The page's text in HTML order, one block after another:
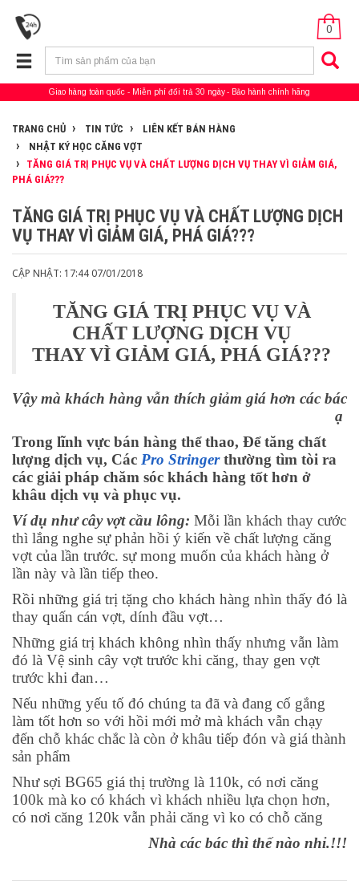
0
Giao hàng toàn quốc Miễn phí đổi trả 30 ngày Bảo hành chính hãng
TRANG CHỦ TIN TỨC
LIÊN KẾT BÁN HÀNG
NHẬT KÝ HỌC CĂNG VỢT
TĂNG GIÁ TRỊ PHỤC VỤ VÀ CHẤT LƯỢNG DỊCH VỤ THAY VÌ GIẢM GIÁ,
PHÁ GIÁ???
TĂNG GIÁ TRỊ PHỤC VỤ VÀ CHẤT LƯỢNG DỊCH
VỤ THAY VÌ GIẢM GIÁ, PHÁ GIÁ???
CẬP NHẬT: 17:44 07/01/2018
TĂNG GIÁ TRỊ PHỤC VỤ VÀ
CHẤT LƯỢNG DỊCH VỤ
THAY VÌ GIẢM GIÁ, PHÁ GIÁ???
Vậy mà khách hàng vẫn thích giảm giá hơn các bác
ạ
Trong lĩnh vực bán hàng thể thao, Để tăng chất
lượng dịch vụ, Các Pro Stringer thường tìm tòi ra
các giải pháp chăm sóc khách hàng tốt hơn ở
khâu dịch vụ và phục vụ.
Ví dụ như cây vợt cầu lông: Mỗi lần khách thay cước
thì lắng nghe sự phản hồi ý kiến về chất lượng căng
vợt của lần trước. sự mong muốn của khách hàng ở
lần này và lần tiếp theo.
Rồi những giá trị tặng cho khách hàng nhìn thấy đó là
thay quấn cán vợt, dính đầu vợt…
Những giá trị khách không nhìn thấy nhưng vẫn làm
đó là Vệ sinh cây vợt trước khi căng, thay gen vợt
trước khi đan…
Nếu những yếu tố đó chúng ta đã và đang cố gắng
làm tốt hơn so với hồi mới mở mà khách vẫn chạy
đến chỗ khác chắc là còn ở khâu tiếp đón và giá thành
sản phẩm
Như sợi BG65 giá thị trường là 110k, có nơi căng
100k mà ko có khách vì khách nhiều lựa chọn hơn,
có nơi căng 120k vẫn phải căng vì ko có chỗ căng
Nhà các bác thì thế nào nhỉ.!!!